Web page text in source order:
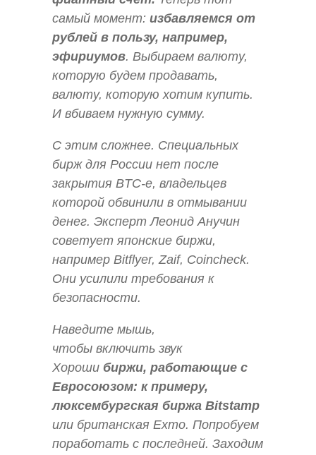
самый момент: избавляемся от
рублей в пользу, например,
эфириумов. Выбираем валюту,
которую будем продавать,
валюту, которую хотим купить.
И вбиваем нужную сумму.
С этим сложнее. Специальных
бирж для России нет после
закрытия BTC-e, владельцев
которой обвинили в отмывании
денег. Эксперт Леонид Анучин
советует японские биржи,
например Bitflyer, Zaif, Coincheck.
Они усилили требования к
безопасности.
Наведите мышь,
чтобы включить звук
Хороши биржи, работающие с
Евросоюзом: к примеру,
люксембургская биржа Bitstamp
или британская Exmo. Попробуем
поработать с последней. Заходим